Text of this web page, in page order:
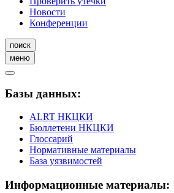
Новости
Конференции
поиск
меню
Базы данных:
ALRT НКЦКИ
Бюллетени НКЦКИ
Глоссарий
Нормативные материалы
База уязвимостей
Информационные материалы: